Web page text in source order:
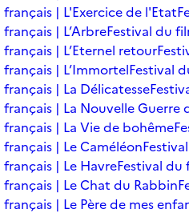
| L'Exercice de l'Etat
| L’ArbreFestival du
| L’Eternel retour
| L’ImmortelFestival
| La Délicatesse
| La Nouvelle Guerre
| La Vie de bohême
| Le Caméléon
| Le HavreFestival du
| Le Chat du Rabbin
| Le Père de mes